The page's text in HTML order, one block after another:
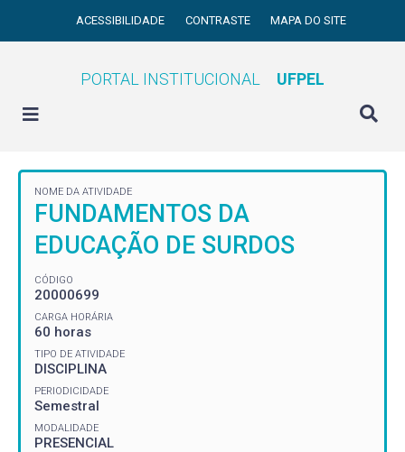
ACESSIBILIDADE CONTRASTE MAPA DO SITE
PORTAL INSTITUCIONAL UFPEL
NOME DA ATIVIDADE
FUNDAMENTOS DA
EDUCAÇÃO DE SURDOS
CÓDIGO
20000699
CARGA HORÁRIA
60 horas
TIPO DE ATIVIDADE
DISCIPLINA
PERIODICIDADE
Semestral
MODALIDADE
PRESENCIAL